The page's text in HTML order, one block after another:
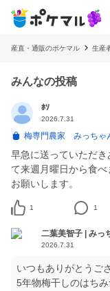
産直・通販のポケマル 生産
みんなの投稿
ﾎｿ
2026.7.31
梅専門農家 みっちゃ
早急に送っていただき
て来週月曜日から食
お願いします。
1 1
二葉美智子 | みっ
2026.7.31
いつもありがとうご
5年物梅干しのはち